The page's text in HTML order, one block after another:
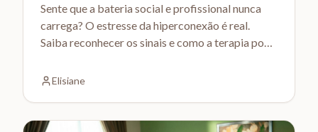
Sente que a bateria social e profissional nunca
carrega? O estresse da hiperconexão é real.
Saiba reconhecer os sinais e como a terapia pode
Elisiane